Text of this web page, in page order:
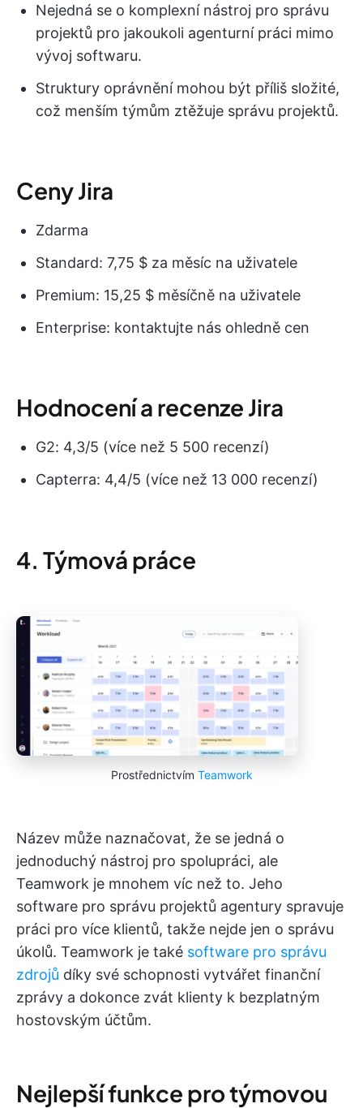
Nejedná se o komplexní nástroj pro správu
projektů pro jakoukoli agenturní práci mimo
vývoj softwaru.
Struktury oprávnění mohou být příliš složité,
což menším týmům ztěžuje správu projektů.
Ceny Jira
Zdarma
Standard: 7,75 $ za měsíc na uživatele
Premium: 15,25 $ měsíčně na uživatele
Enterprise: kontaktujte nás ohledně cen
Hodnocení a recenze Jira
G2: 4,3/5 (více než 5 500 recenzí)
Capterra: 4,4/5 (více než 13 000 recenzí)
4. Týmová práce
Prostřednictvím Teamwork
Název může naznačovat, že se jedná o
jednoduchý nástroj pro spolupráci, ale
Teamwork je mnohem víc než to. Jeho
software pro správu projektů agentury spravuje
práci pro více klientů, takže nejde jen o správu
úkolů. Teamwork je také software pro správu
zdrojů díky své schopnosti vytvářet finanční
zprávy a dokonce zvát klienty k bezplatným
hostovským účtům.
Nejlepší funkce pro týmovou